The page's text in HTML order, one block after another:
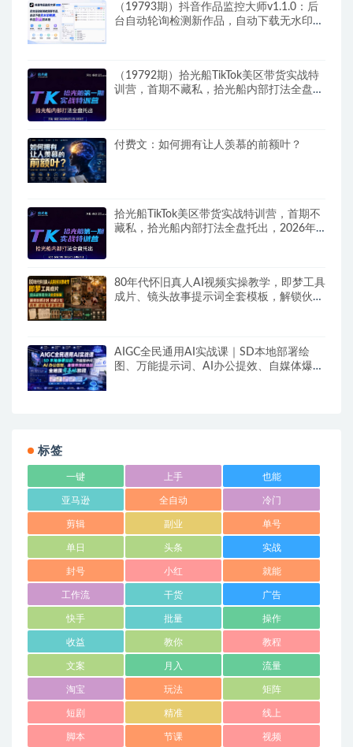
（19793期）抖音作品监控大师v1.1.0：后
台自动轮询检测新作品，自动下载无水印视
（19792期）拾光船TikTok美区带货实战特
训营，首期不藏私，拾光船内部打法全盘托
付费文：如何拥有让人羡慕的前额叶？
拾光船TikTok美区带货实战特训营，首期不
藏私，拾光船内部打法全盘托出，2026年8
80年代怀旧真人AI视频实操教学，即梦工具
成片、镜头故事提示词全套模板，解锁伙伴
AIGC全民通用AI实战课｜SD本地部署绘
图、万能提示词、AI办公提效、自媒体爆款
标签
一键 上手 也能
亚马逊 全自动 冷门
剪辑 副业 单号
单日 头条 实战
封号 小红 就能
工作流 干货 广告
快手 批量 操作
收益 教你 教程
文案 月入 流量
淘宝 玩法 矩阵
短剧 精准 线上
脚本 节课 视频